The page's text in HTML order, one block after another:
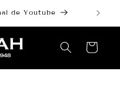
de Youtube
Carrito